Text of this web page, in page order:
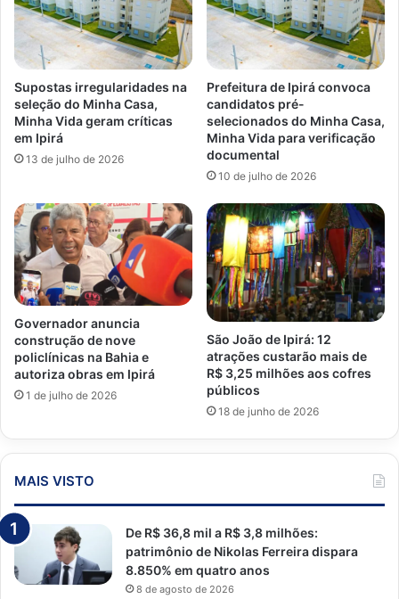
Supostas irregularidades na
seleção do Minha Casa,
Minha Vida geram críticas
em Ipirá
13 de julho de 2026
Prefeitura de Ipirá convoca
candidatos pré-
selecionados do Minha Casa,
Minha Vida para verificação
documental
10 de julho de 2026
Governador anuncia
construção de nove
policlínicas na Bahia e
autoriza obras em Ipirá
1 de julho de 2026
São João de Ipirá: 12
atrações custarão mais de
R$ 3,25 milhões aos cofres
públicos
18 de junho de 2026
MAIS VISTO
De R$ 36,8 mil a R$ 3,8 milhões:
patrimônio de Nikolas Ferreira dispara
8.850% em quatro anos
8 de agosto de 2026